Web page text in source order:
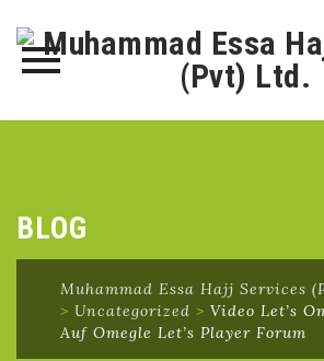
BLOG
Muhammad Essa Hajj Services
> Uncategorized > Video Let’s
Auf Omegle Let’s Player Forum